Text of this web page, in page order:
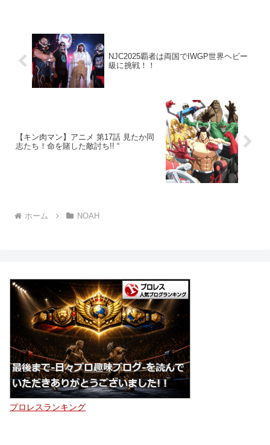
NJC2025覇者は両国でIWGP世界ヘビー
級に挑戦！！
【キン肉マン】アニメ 第17話 見たか同
志たち！命を賭した敵討ち!! “
ホーム NOAH
プロレスランキング